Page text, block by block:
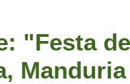
"Festa